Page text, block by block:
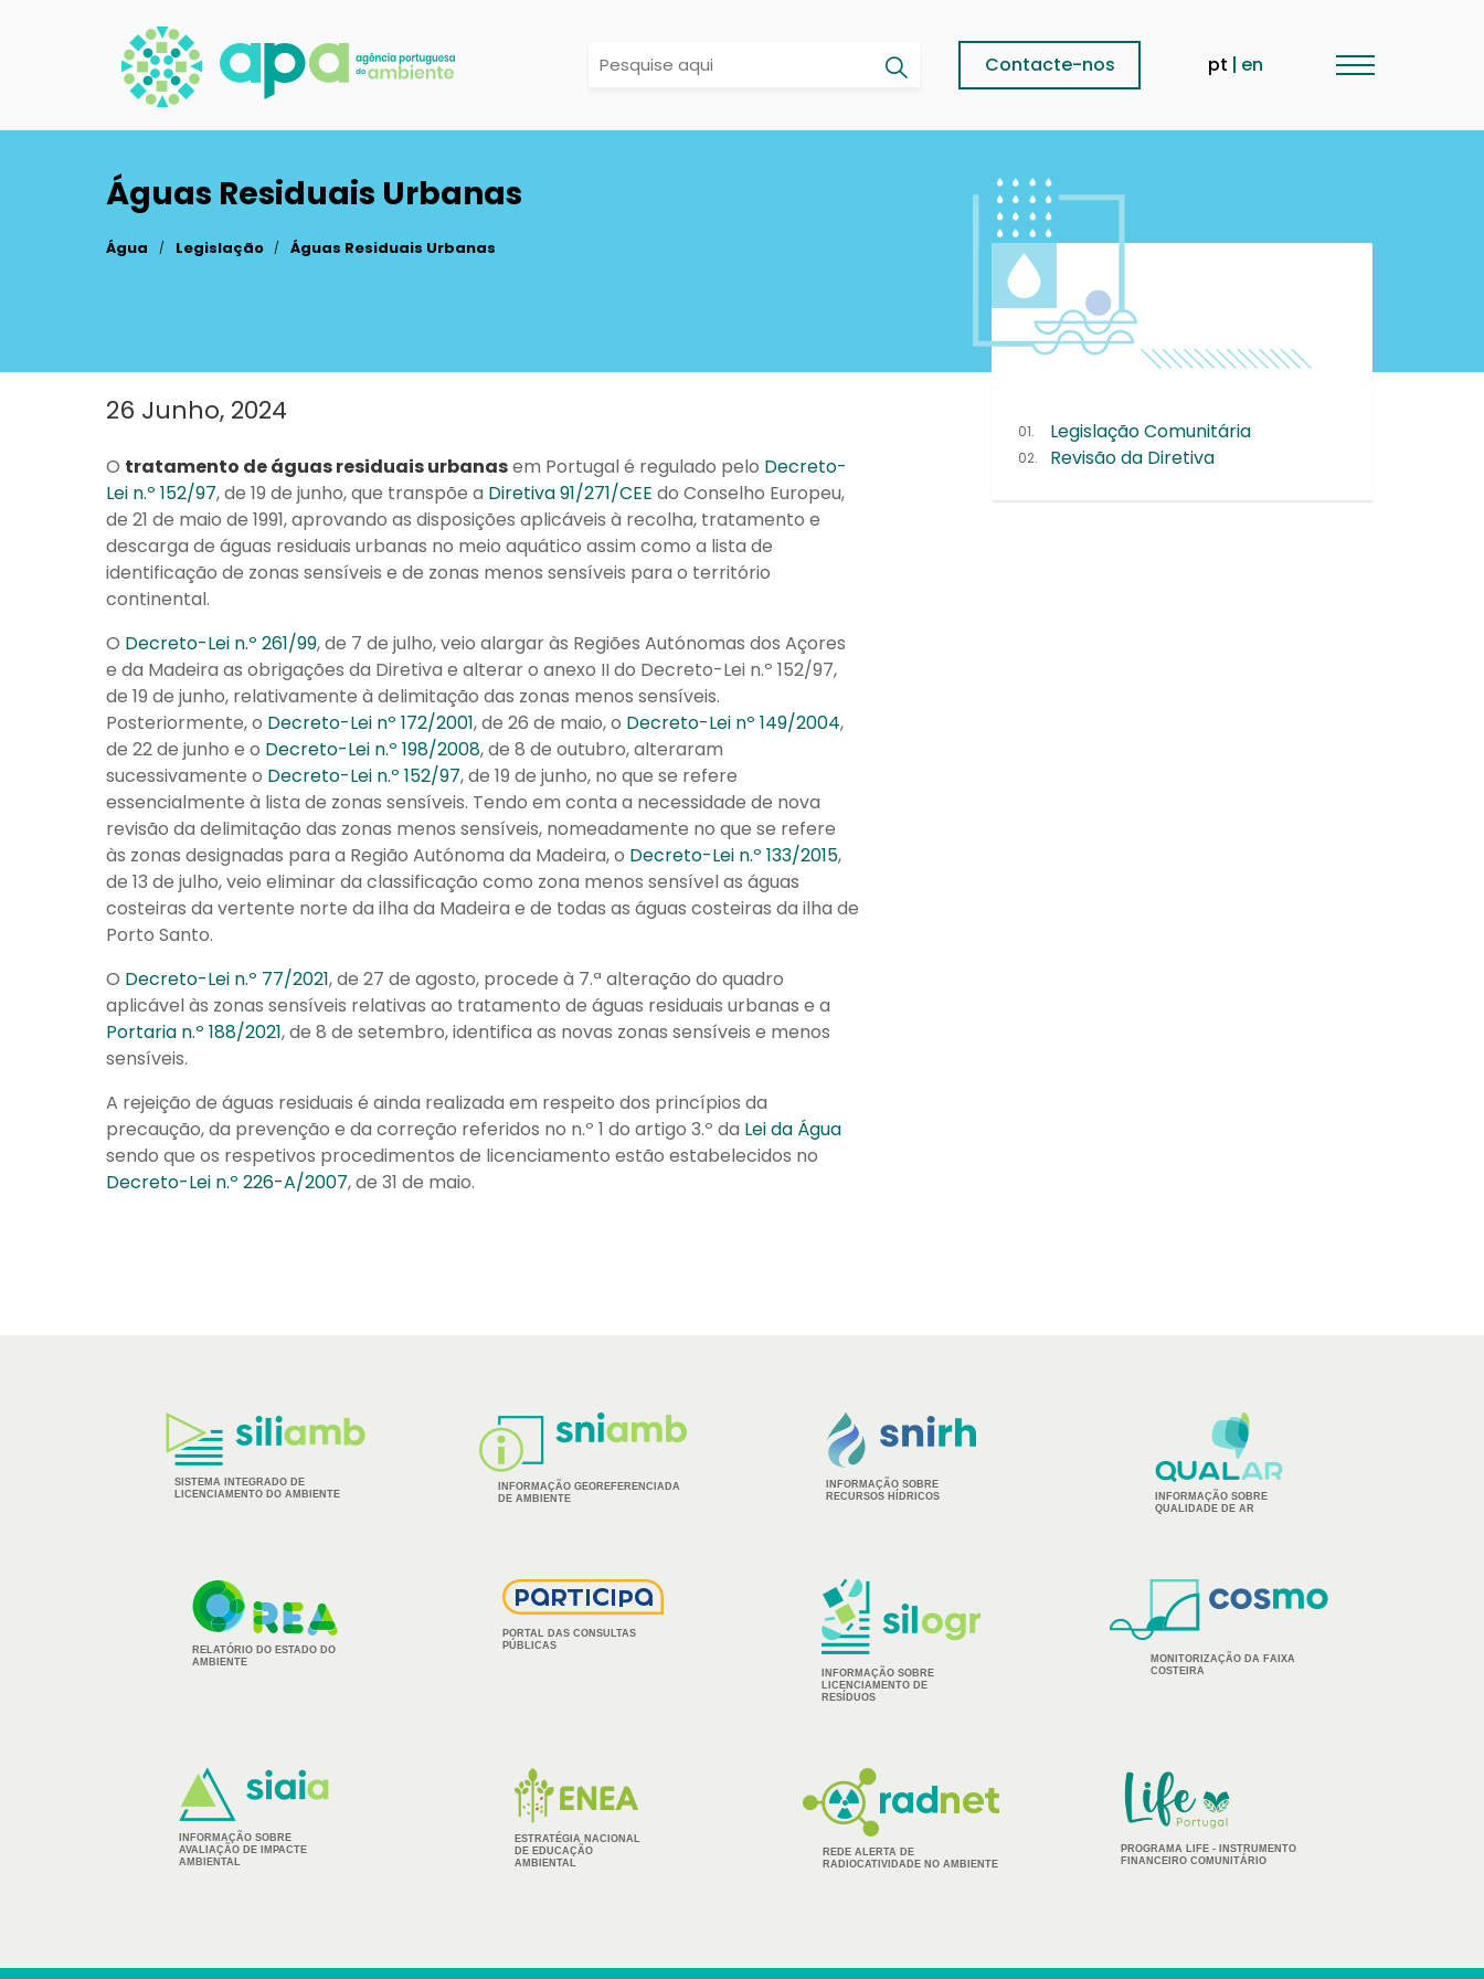
Contacte-nos pt en
Águas Residuais Urbanas
Água Legislação Águas Residuais Urbanas
Legislação Comunitária
Revisão da Diretiva
26 Junho, 2024
O tratamento de águas residuais urbanasem Portugal é regulado pelo Decreto-
Lei n.º 152/97, de 19 de junho, que transpõe a Diretiva 91/271/CEE do Conselho Europeu,
de 21 de maio de 1991, aprovando as disposições aplicáveis à recolha, tratamento e
descarga de águas residuais urbanas no meio aquático assim como a lista de
identificação de zonas sensíveis e de zonas menos sensíveis para o território
continental.
O Decreto-Lei n.º 261/99, de 7 de julho, veio alargar às Regiões Autónomas dos Açores
e da Madeira as obrigações da Diretiva e alterar o anexo II do Decreto-Lei n.º 152/97,
de 19 de junho, relativamente à delimitação das zonas menos sensíveis.
Posteriormente, o Decreto-Lei nº 172/2001, de 26 de maio, o Decreto-Lei nº 149/2004,
de 22 de junho e o Decreto-Lei n.º 198/2008, de 8 de outubro, alteraram
sucessivamente o Decreto-Lei n.º 152/97, de 19 de junho, no que se refere
essencialmente à lista de zonas sensíveis. Tendo em conta a necessidade de nova
revisão da delimitação das zonas menos sensíveis, nomeadamente no que se refere
às zonas designadas para a Região Autónoma da Madeira, o Decreto-Lei n.º 133/2015,
de 13 de julho, veio eliminar da classificação como zona menos sensível as águas
costeiras da vertente norte da ilha da Madeira e de todas as águas costeiras da ilha de
Porto Santo.
O Decreto-Lei n.º 77/2021, de 27 de agosto, procede à 7.ª alteração do quadro
aplicável às zonas sensíveis relativas ao tratamento de águas residuais urbanas e a
Portaria n.º 188/2021, de 8 de setembro, identifica as novas zonas sensíveis e menos
sensíveis.
A rejeição de águas residuais é ainda realizada em respeito dos princípios da
precaução, da prevenção e da correção referidos no n.º 1 do artigo 3.º da Lei da Água
sendo que os respetivos procedimentos de licenciamento estão estabelecidos no
Decreto-Lei n.º 226-A/2007, de 31 de maio.
SISTEMA INTEGRADO DE
LICENCIAMENTO DO AMBIENTE
INFORMAÇÃO GEOREFERENCIADA
DE AMBIENTE
INFORMAÇÃO SOBRE
RECURSOS HÍDRICOS
INFORMAÇÃO SOBRE
QUALIDADE DE AR
RELATÓRIO DO ESTADO DO
AMBIENTE
PORTAL DAS CONSULTAS
PÚBLICAS
INFORMAÇÃO SOBRE
LICENCIAMENTO DE
RESÍDUOS
MONITORIZAÇÃO DA FAIXA
COSTEIRA
INFORMAÇÃO SOBRE
AVALIAÇÃO DE IMPACTE
AMBIENTAL
ESTRATÉGIA NACIONAL
DE EDUCAÇÃO
AMBIENTAL
REDE ALERTA DE
RADIOCATIVIDADE NO AMBIENTE
IMAGEM
PROGRAMA LIFE - INSTRUMENTO
FINANCEIRO COMUNITÁRIO